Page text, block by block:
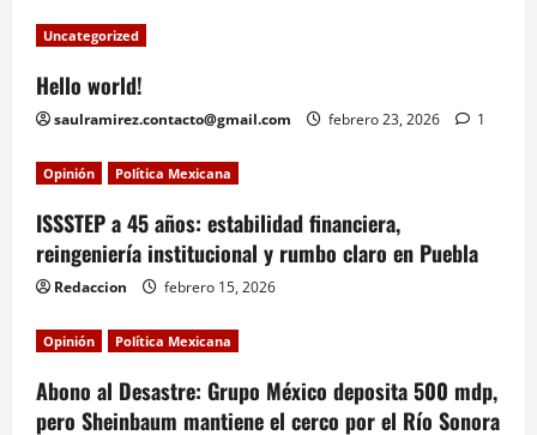
Uncategorized
Hello world!
saulramirez.contacto@gmail.com febrero 23, 2026 1
Opinión Política Mexicana
ISSSTEP a 45 años: estabilidad financiera,
reingeniería institucional y rumbo claro en Puebla
Redaccion febrero 15, 2026
Opinión Política Mexicana
Abono al Desastre: Grupo México deposita 500 mdp,
pero Sheinbaum mantiene el cerco por el Río Sonora